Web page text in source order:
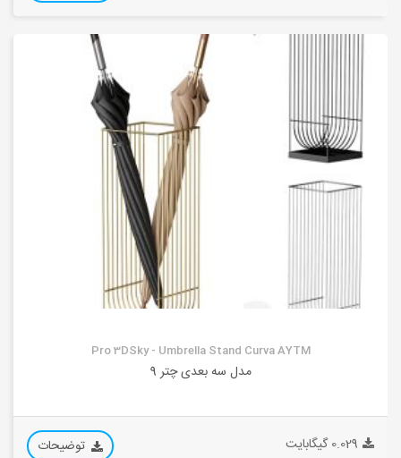
Pro 3DSky - Umbrella Stand Curva AYTM
مدل سه بعدی چتر 9
0.029 گیگابایت توضیحات